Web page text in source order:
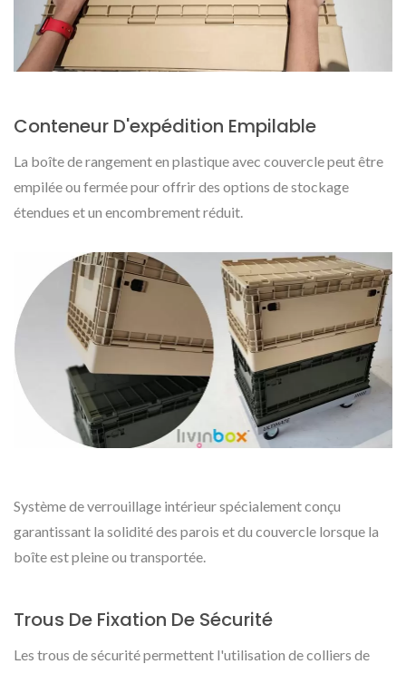
Conteneur D'expédition Empilable
La boîte de rangement en plastique avec couvercle peut être
empilée ou fermée pour offrir des options de stockage
étendues et un encombrement réduit.
Système de verrouillage intérieur spécialement conçu
garantissant la solidité des parois et du couvercle lorsque la
boîte est pleine ou transportée.
Trous De Fixation De Sécurité
Les trous de sécurité permettent l'utilisation de colliers de